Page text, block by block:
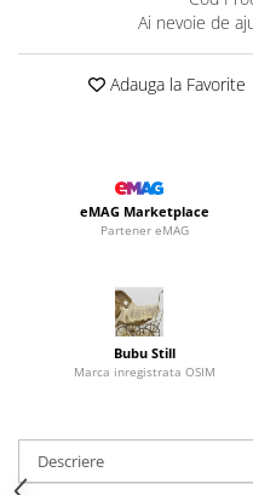
Ai nevoie de
Adauga la Favorite
eMAG Marketplace
Partener eMAG
Bubu Still
Marca inregistrata OSIM
Descriere